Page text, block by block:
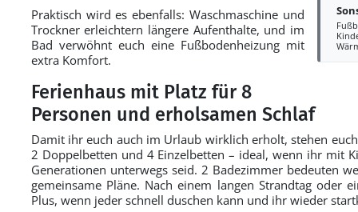
Praktisch wird es ebenfalls: Waschmaschine und
Trockner erleichtern längere Aufenthalte, und im
Bad verwöhnt euch eine Fußbodenheizung mit
extra Komfort.
Ferienhaus mit Platz für 8
Personen und erholsamen Schlaf
Damit ihr euch auch im Urlaub wirklich erholt, stehen
2 Doppelbetten und 4 Einzelbetten – ideal, wenn ihr mit
Generationen unterwegs seid. 2 Badezimmer bedeuten
gemeinsame Pläne. Nach einem langen Strandtag oder
Plus, wenn jeder schnell duschen kann und ihr wieder